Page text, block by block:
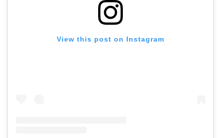
View this post on Instagram